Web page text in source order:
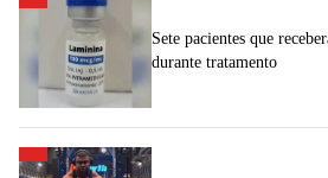
Sete pacientes que
durante tratamento